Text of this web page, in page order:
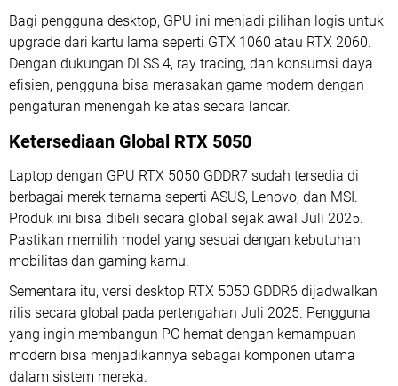
Bagi pengguna desktop, GPU ini menjadi pilihan logis untuk
upgrade dari kartu lama seperti GTX 1060 atau RTX 2060.
Dengan dukungan DLSS 4, ray tracing, dan konsumsi daya
efisien, pengguna bisa merasakan game modern dengan
pengaturan menengah ke atas secara lancar.
Ketersediaan Global RTX 5050
Laptop dengan GPU RTX 5050 GDDR7 sudah tersedia di
berbagai merek ternama seperti ASUS, Lenovo, dan MSI.
Produk ini bisa dibeli secara global sejak awal Juli 2025.
Pastikan memilih model yang sesuai dengan kebutuhan
mobilitas dan gaming kamu.
Sementara itu, versi desktop RTX 5050 GDDR6 dijadwalkan
rilis secara global pada pertengahan Juli 2025. Pengguna
yang ingin membangun PC hemat dengan kemampuan
modern bisa menjadikannya sebagai komponen utama
dalam sistem mereka.